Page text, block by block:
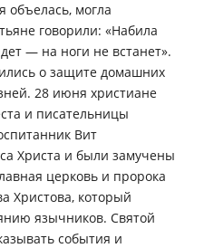
объелась, могла
говорили: «Набила
— на ноги не встанет».
о защите домашних
28 июня христиане
и писательницы
Вит
Христа и были замучены
церковь и пророка
Христова, который
язычников. Святой
события и